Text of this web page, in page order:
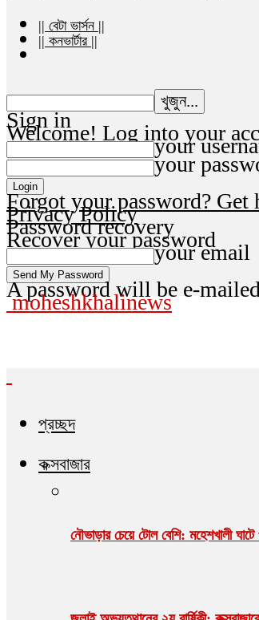
|| বেটা ভার্সন ||
|| কনভার্টার ||
Sign in
Welcome! Log into your
your
your
Forgot your password? Get
Privacy Policy
Password recovery
Recover your password
your email
A password will be e-
moheshkhalinews
প্রচ্ছদ
কক্সবাজার
নৌভাড়ার চেয়ে টোল বেশি: মহেশখালী